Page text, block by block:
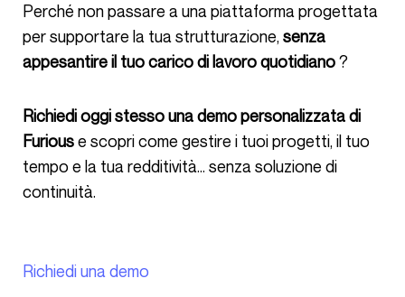
Perché non passare a una piattaforma progettata
per supportare la tua strutturazione, senza
appesantire il tuo carico di lavoro quotidiano?
Richiedi oggi stesso una demo personalizzata di
Furiouse scopri come gestire i tuoi progetti, il tuo
tempo e la tua redditività… senza soluzione di
continuità.
Richiedi una demo